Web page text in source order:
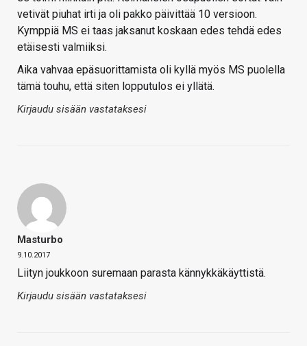
vetivät piuhat irti ja oli pakko päivittää 10 versioon.
Kymppiä MS ei taas jaksanut koskaan edes tehdä edes
etäisesti valmiiksi.
Aika vahvaa epäsuorittamista oli kyllä myös MS puolella
tämä touhu, että siten lopputulos ei yllätä.
Kirjaudu sisään vastataksesi
Masturbo
9.10.2017
Liityn joukkoon suremaan parasta kännykkäkäyttistä.
Kirjaudu sisään vastataksesi